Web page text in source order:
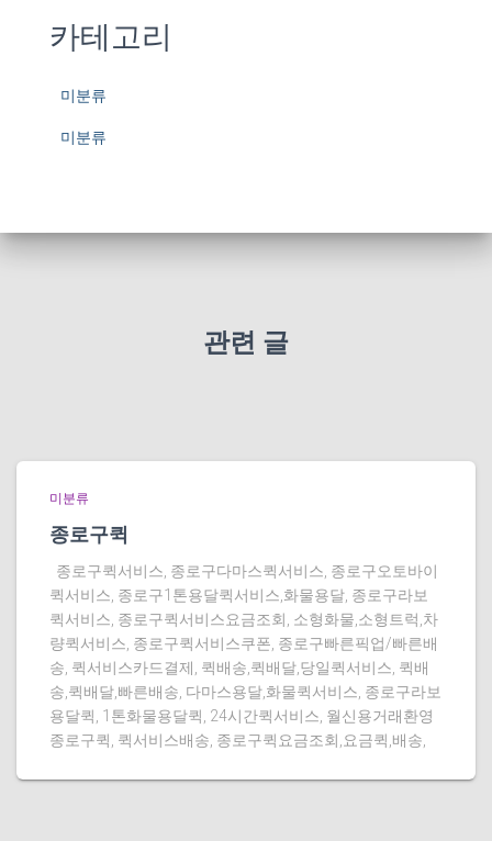
카테고리
미분류
미분류
관련 글
미분류
종로구퀵
종로구퀵서비스, 종로구다마스퀵서비스, 종로구오토바이
퀵서비스, 종로구1톤용달퀵서비스,화물용달, 종로구라보
퀵서비스, 종로구퀵서비스요금조회, 소형화물,소형트럭,차
량퀵서비스, 종로구퀵서비스쿠폰, 종로구빠른픽업/빠른배
송, 퀵서비스카드결제, 퀵배송,퀵배달,당일퀵서비스, 퀵배
송,퀵배달,빠른배송, 다마스용달,화물퀵서비스, 종로구라보
용달퀵, 1톤화물용달퀵, 24시간퀵서비스, 월신용거래환영
종로구퀵, 퀵서비스배송, 종로구퀵요금조회,요금퀵,배송,